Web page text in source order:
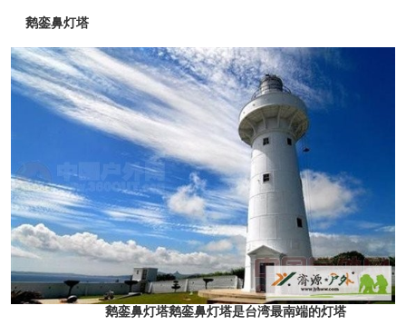
鹅銮鼻灯塔
鹅銮鼻灯塔鹅銮鼻灯塔是台湾最南端的灯塔